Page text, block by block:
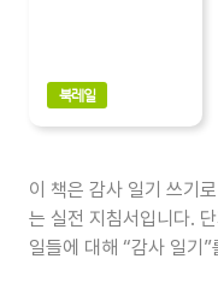
북레일
이 책은 감사 일기 쓰기
는 실전 지침서입니다.
일들에 대해 “감사 일기